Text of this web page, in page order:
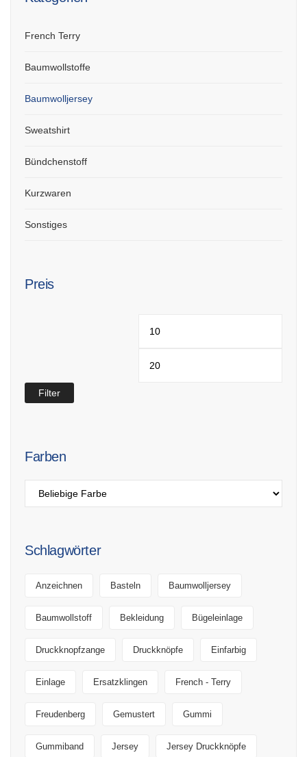
French Terry
Baumwollstoffe
Baumwolljersey
Sweatshirt
Bündchenstoff
Kurzwaren
Sonstiges
Preis
Filter
Farben
Schlagwörter
Anzeichnen Basteln Baumwolljersey
Baumwollstoff Bekleidung Bügeleinlage
Druckknopfzange Druckknöpfe Einfarbig
Einlage Ersatzklingen French - Terry
Freudenberg Gemustert Gummi
Gummiband Jersey Jersey Druckknöpfe